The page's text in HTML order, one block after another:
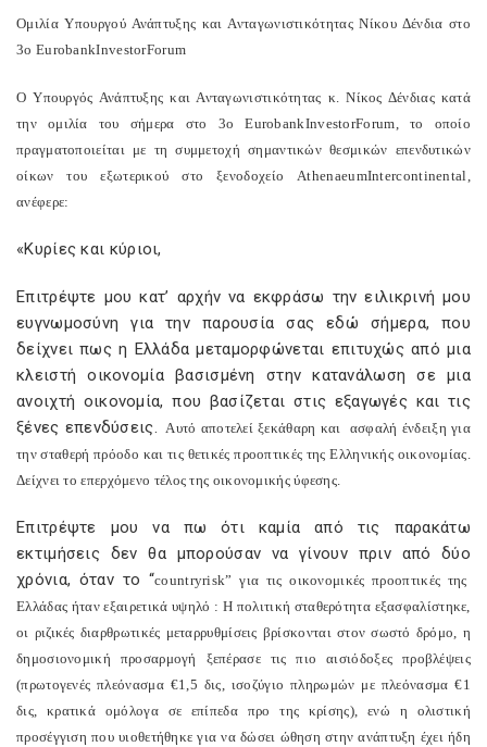
Ομιλία Υπουργού Ανάπτυξης και Ανταγωνιστικότητας Νίκου Δένδια στο
3ο EurobankInvestorForum
O Υπουργός Ανάπτυξης και Ανταγωνιστικότητας κ. Νίκος Δένδιας κατά
την ομιλία του σήμερα στο 3οEurobankInvestorForum, το οποίο
πραγματοποιείται με τη συμμετοχή σημαντικών θεσμικών επενδυτικών
οίκων του εξωτερικού στο ξενοδοχείοAthenaeumIntercontinental,
ανέφερε:
«Κυρίες και κύριοι,
Επιτρέψτε μου κατ’ αρχήν να εκφράσω την ειλικρινή μου
ευγνωμοσύνη για την παρουσία σας εδώ σήμερα, που
δείχνει πως η Ελλάδα μεταμορφώνεται επιτυχώς από μια
κλειστή οικονομία βασισμένη στην κατανάλωση σε μια
ανοιχτή οικονομία, που βασίζεται στις εξαγωγές και τις
ξένες επενδύσεις. Αυτό αποτελεί ξεκάθαρη και ασφαλή ένδειξη για
την σταθερή πρόοδο και τις θετικές προοπτικές της Ελληνικής οικονομίας.
Δείχνει το επερχόμενο τέλος της οικονομικής ύφεσης.
Επιτρέψτε μου να πω ότι καμία από τις παρακάτω
εκτιμήσεις δεν θα μπορούσαν να γίνουν πριν από δύο
χρόνια, όταν το “countryrisk” για τις οικονομικές προοπτικές της
Ελλάδας ήταν εξαιρετικά υψηλό : Η πολιτική σταθερότητα εξασφαλίστηκε,
οι ριζικές διαρθρωτικές μεταρρυθμίσεις βρίσκονται στον σωστό δρόμο, η
δημοσιονομική προσαρμογή ξεπέρασε τις πιο αισιόδοξες προβλέψεις
(πρωτογενές πλεόνασμα €1,5 δις, ισοζύγιο πληρωμών με πλεόνασμα €1
δις, κρατικά ομόλογα σε επίπεδα προ της κρίσης), ενώ η ολιστική
προσέγγιση που υιοθετήθηκε για να δώσει ώθηση στην ανάπτυξη έχει ήδη